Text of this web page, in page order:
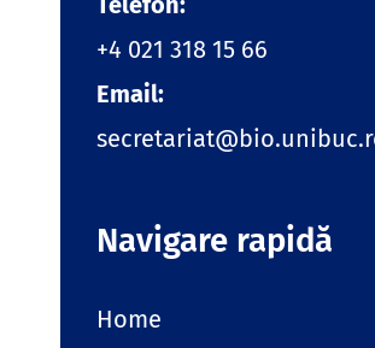
+4 021 318 15 66
Email:
Navigare rapidă
Home